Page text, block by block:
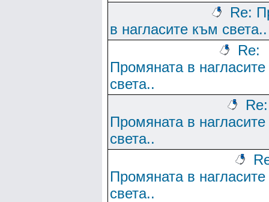
Re:
в нагласите към света..
Re:
Промяната в
света..
Re:
Промяната в
света..
Промяната в
света..